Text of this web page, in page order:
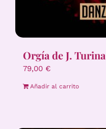
Orgía de J. Turina
79,00 €
Añadir al carrito